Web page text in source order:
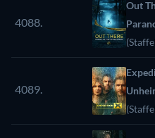
4088.
Out
4089.